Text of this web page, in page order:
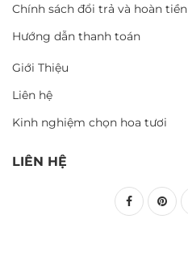
Chính sách đổi trả và hoàn tiền
Hướng dẫn thanh toán
Giới Thiệu
Liên hệ
Kinh nghiệm chọn hoa tươi
LIÊN HỆ